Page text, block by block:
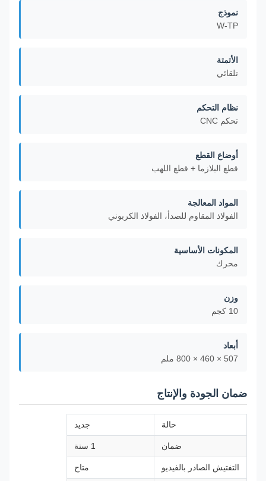
نموذج
W-TP
الأتمتة
تلقائي
نظام التحكم
تحكم CNC
أوضاع القطع
قطع البلازما + قطع اللهب
المواد المعالجة
الفولاذ المقاوم للصدأ، الفولاذ الكربوني
المكونات الأساسية
محرك
وزن
10 كجم
أبعاد
507 × 460 × 800 ملم
ضمان الجودة والإنتاج
حالة جديد
ضمان 1 سنة
التفتيش الصادر بالفيديو متاح